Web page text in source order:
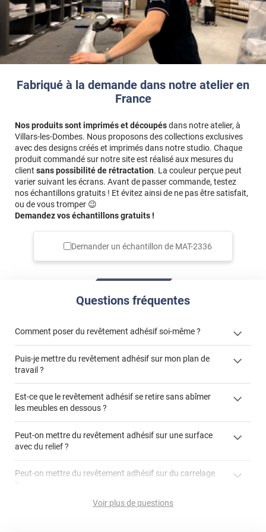
Fabriqué à la demande dans notre atelier en
France
Nos produits sont imprimés et découpésdans notre atelier, à
Villars-les-Dombes. Nous proposons des collections exclusives
avec des designs créés et imprimés dans notre studio. Chaque
produit commandé sur notre site est réalisé aux mesures du
client sans possibilité de rétractation. La couleur perçue peut
varier suivant les écrans. Avant de passer commande, testez
nos échantillons gratuits ! Et évitez ainsi de ne pas être satisfait,
ou de vous tromper 😉
Demandez vos échantillons gratuits !
Demander un échantillon de MAT-2336
Questions fréquentes
Comment poser du revêtement adhésif soi-même ?
« Comment poser un revêtement adhésif ? »
Puis-je mettre du revêtement adhésif sur mon plan de
travail ?
revêtement adhésif sur un plan de travail de cuisine ?"
Est-ce que le revêtement adhésif se retire sans abîmer
les meubles en dessous ?
Utiliser une solution de dépose pour annuler l'action de la
Peut-on mettre du revêtement adhésif sur une surface
avec du relief ?
Peut-on mettre du revêtement adhésif sur du carrelage
Voir plus de questions